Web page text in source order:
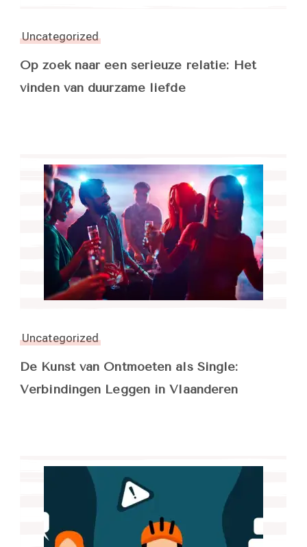
Uncategorized
Op zoek naar een serieuze relatie: Het
vinden van duurzame liefde
Uncategorized
De Kunst van Ontmoeten als Single:
Verbindingen Leggen in Vlaanderen